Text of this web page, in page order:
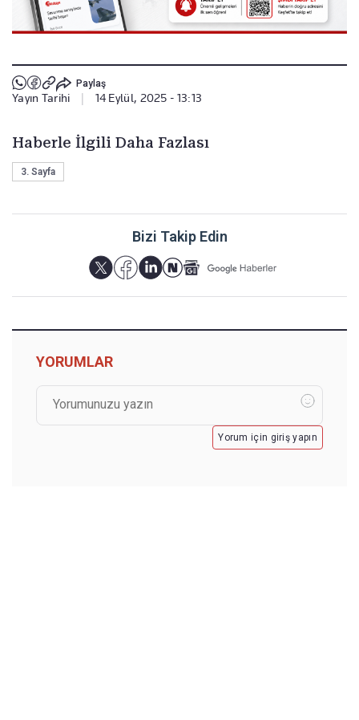
Paylaş
Yayın Tarihi 14 Eylül, 2025 - 13:13
Haberle İlgili Daha Fazlası
3. Sayfa
Bizi Takip Edin
YORUMLAR
Yorum için giriş yapın